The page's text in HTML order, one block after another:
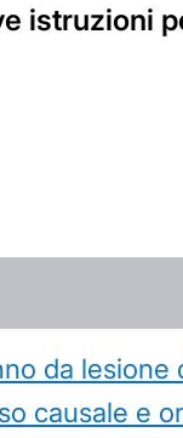
istruzioni
da lesione
causale e